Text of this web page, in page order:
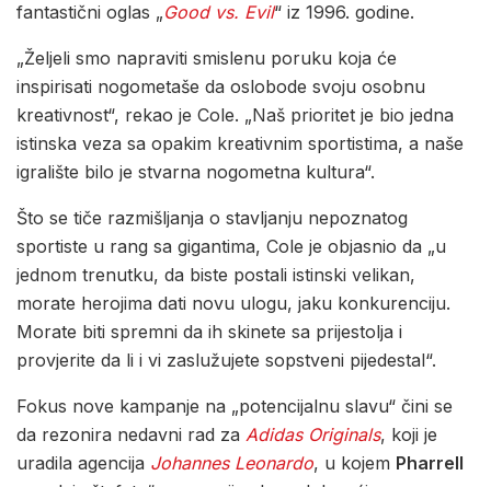
fantastični oglas „Good vs. Evil“ iz 1996. godine.
„Željeli smo napraviti smislenu poruku koja će
inspirisati nogometaše da oslobode svoju osobnu
kreativnost“, rekao je Cole. „Naš prioritet je bio jedna
istinska veza sa opakim kreativnim sportistima, a naše
igralište bilo je stvarna nogometna kultura“.
Što se tiče razmišljanja o stavljanju nepoznatog
sportiste u rang sa gigantima, Cole je objasnio da „u
jednom trenutku, da biste postali istinski velikan,
morate herojima dati novu ulogu, jaku konkurenciju.
Morate biti spremni da ih skinete sa prijestolja i
provjerite da li i vi zaslužujete sopstveni pijedestal“.
Fokus nove kampanje na „potencijalnu slavu“ čini se
da rezonira nedavni rad za Adidas Originals, koji je
uradila agencija Johannes Leonardo, u kojem Pharrell